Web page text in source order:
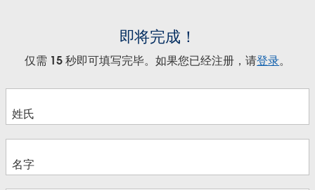
即将完成！
仅需 15 秒即可填写完毕。如果您已经注册，请登录。